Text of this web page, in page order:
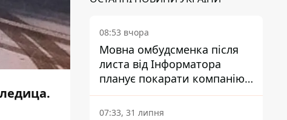
08:53 вчора
Мовна омбудсменка після
листа від Інформатора
планує покарати компанію-
підрядника ПриватБанку
07:33, 31 липня